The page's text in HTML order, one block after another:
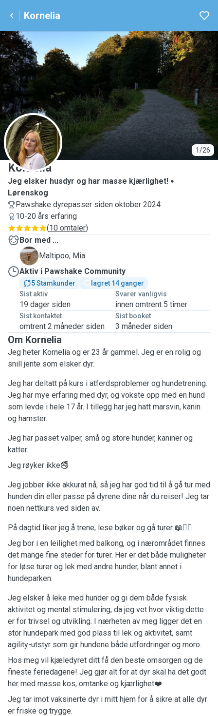
Kornelia
1/26
K
Kornelia
Jeg elsker husdyr og har masse kjærlighet!
Lørenskog
Pawshake dyrepasser siden oktober 2024
10-20 års erfaring
(10 omtaler)
Bor med ...
M
Maltipoo, Mia
Aktiv i Pawshake Community
5 Stamkunder
lagret 14 ganger
Sist aktiv
19 dager siden
Svarer vanligvis
innen omtrent 5 timer
Sist kontaktet
omtrent 2 måneder siden
Sist booket
3 måneder siden
Om Kornelia
Jeg heter Kornelia og er 23 år gammel. Jeg er en rolig og
snill jente som elsker dyr.
Jeg har deltatt på kurs i atferdsproblemer og hundetrening.
Jeg har mye erfaring med dyr, og vokste opp med en hund
som levde i hele 17 år. I tillegg har jeg hatt marsvin, kanin
og hamster.
Jeg har passet valper, små og store hunder, kaniner og
katter.
Jeg røyker ikke🚭
Jeg jobber ikke akkurat nå, så jeg har god tid til å gå tur med
hunden din eller passe på dyrene dine når du reiser! Jeg tar
noen nettkurs ved siden av.
På dagtid liker jeg å trene, lese bøker og gå turer 📖🚶‍♀️
Jeg bor i en leilighet med balkong, og i nærområdet finnes
det mange fine steder for turer. Her er det både muligheter
for løse turer og lek med andre hunder, blant annet i
hundeparken.
Jeg elsker å leke med hunder og gi dem både fysisk
aktivitet og mental stimulering, da jeg vet hvor viktig dette
er for trivsel og utvikling. I nærheten av meg ligger det en
stor hundepark med god plass til lek og aktivitet, samt
agility-utstyr som gir hundene både utfordringer og moro.
Hos meg vil kjæledyret ditt få den beste omsorgen og de
fineste feriedagene! Jeg gjør alt for at dyr skal ha det godt
her med masse kos, omtanke og kjærlighet❤️
Jeg tar imot vaksinerte dyr i mitt hjem for å sikre at alle dyr
er friske og trygge.